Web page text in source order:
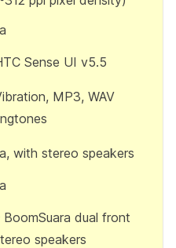
Sense UI v5.5
MP3, WAV
with stereo speakers
BoomSuara dual front
speakers